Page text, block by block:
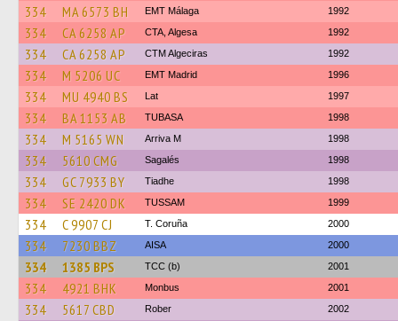
334 MA 6573 BH EMT Málaga 1992
334 CA 6258 AP CTA, Algesa 1992
334 CA 6258 AP CTM Algeciras 1992
334 M 5206 UC EMT Madrid 1996
334 MU 4940 BS Lat 1997
334 BA 1153 AB TUBASA 1998
334 M 5165 WN Arriva M 1998
334 5610 CMG Sagalés 1998
334 GC 7933 BY Tiadhe 1998
334 SE 2420 DK TUSSAM 1999
334 C 9907 CJ T. Coruña 2000
334 7230 BBZ AISA 2000
334 1385 BPS TCC (b) 2001
334 4921 BHK Monbus 2001
334 5617 CBD Rober 2002